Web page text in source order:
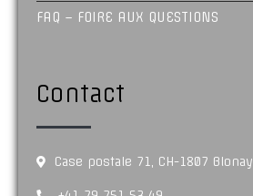
FAQ – FOIRE AUX QUESTIONS
Contact
Case postale 71, CH-1807 Blonay